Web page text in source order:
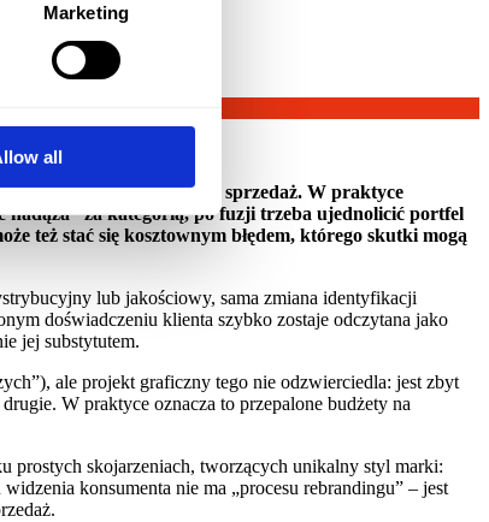
Marketing
all
konsekwencji codzienną sprzedaż. W praktyce
nadąża” za kategorią, po fuzji trzeba ujednolicić portfel
też stać się kosztownym błędem, którego skutki mogą
lub jakościowy, sama zmiana identyfikacji
doświadczeniu klienta szybko zostaje odczytana jako
jej substytutem.
ale projekt graficzny tego nie odzwierciedla: jest zbyt
W praktyce oznacza to przepalone budżety na
prostych skojarzeniach, tworzących unikalny styl marki:
konsumenta nie ma „procesu rebrandingu” – jest